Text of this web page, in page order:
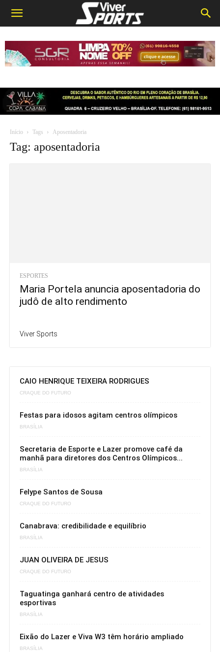
Início Tags Aposentadoria
Tag: aposentadoria
ESPORTES
Maria Portela anuncia aposentadoria do
judô de alto rendimento
Viver Sports
CAIO HENRIQUE TEIXEIRA RODRIGUES
CRAQUE DO FUTURO
Festas para idosos agitam centros olímpicos
BRASÍLIA
Secretaria de Esporte e Lazer promove café da
manhã para diretores dos Centros Olímpicos...
BRASÍLIA
Felype Santos de Sousa
CRAQUE DO FUTURO
Canabrava: credibilidade e equilíbrio
BRASÍLIA
JUAN OLIVEIRA DE JESUS
CRAQUE DO FUTURO
Taguatinga ganhará centro de atividades
esportivas
BRASÍLIA
Eixão do Lazer e Viva W3 têm horário ampliado
BRASÍLIA